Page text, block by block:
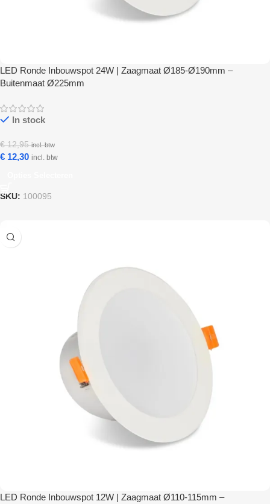
LED Ronde Inbouwspot 24W | Zaagmaat Ø185-Ø190mm –
Buitenmaat Ø225mm
In stock
€12,95 incl. btw
€ 12,30 incl. btw
SKU: 100095
LED Ronde Inbouwspot 12W | Zaagmaat Ø110-115mm –